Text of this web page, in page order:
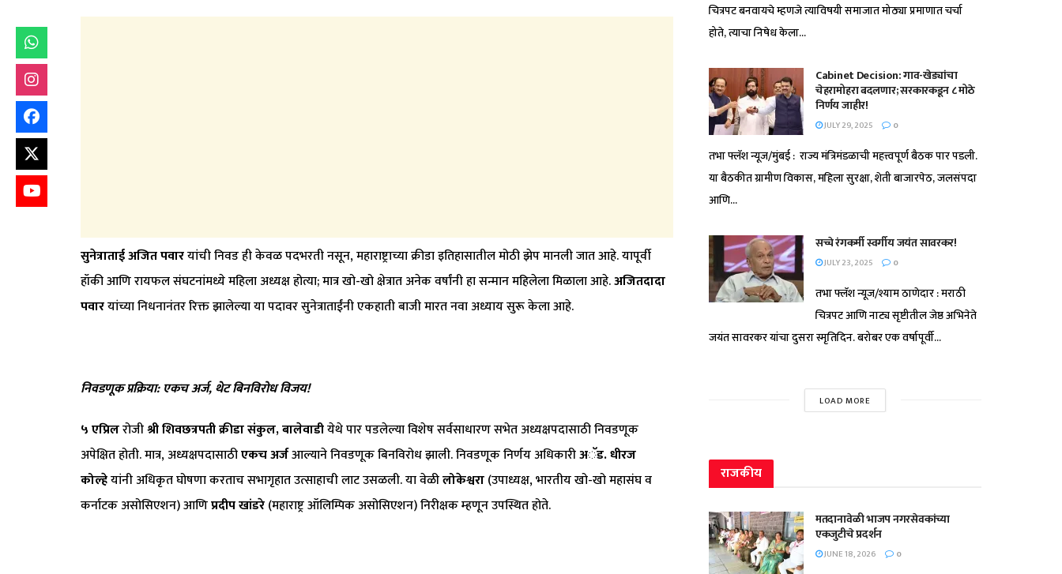
सुनेत्राताई अजित पवारयांची निवड ही केवळ पदभरती नसून, महाराष्ट्राच्या क्रीडा इतिहासातील मोठी झेप मानली जात आहे. यापूर्वी
हॉकी आणि रायफल संघटनांमध्ये महिला अध्यक्ष होत्या; मात्र खो-खो क्षेत्रात अनेक वर्षांनी हा सन्मान महिलेला मिळाला आहे.अजितदादा
पवारयांच्या निधनानंतर रिक्त झालेल्या या पदावर सुनेत्राताईंनी एकहाती बाजी मारत नवा अध्याय सुरू केला आहे.
निवडणूक प्रक्रिया: एकच अर्ज,थेट बिनविरोध विजय!
५ एप्रिलरोजीश्री शिवछत्रपती क्रीडा संकुल,बालेवाडीयेथे पार पडलेल्या विशेष सर्वसाधारण सभेत अध्यक्षपदासाठी निवडणूक
अपेक्षित होती. मात्र, अध्यक्षपदासाठीएकच अर्जआल्याने निवडणूक बिनविरोध झाली. निवडणूक निर्णय अधिकारीअॅड. धीरज
कोल्हेयांनी अधिकृत घोषणा करताच सभागृहात उत्साहाची लाट उसळली. या वेळीलोकेश्वरा(उपाध्यक्ष, भारतीय खो-खो महासंघ व
कर्नाटक असोसिएशन) आणिप्रदीप खांडरे(महाराष्ट्र ऑलिम्पिक असोसिएशन) निरीक्षक म्हणून उपस्थित होते.
चित्रपट बनवायचे म्हणजे त्याविषयी समाजात मोठ्या प्रमाणात चर्चा
होते, त्याचा निषेध केला...
Cabinet Decision: गाव-खेड्यांचा
चेहरामोहरा बदलणार; सरकारकडून ८ मोठे
निर्णय जाहीर!
JULY 29, 2025 0
तभा फ्लॅश न्यूज/मुंबई : राज्य मंत्रिमंडळाची महत्त्वपूर्ण बैठक पार पडली.
या बैठकीत ग्रामीण विकास, महिला सुरक्षा, शेती बाजारपेठ, जलसंपदा
आणि...
सच्चे रंगकर्मी स्वर्गीय जयंत सावरकर!
JULY 23, 2025 0
तभा फ्लॅश न्यूज/श्याम ठाणेदार : मराठी
चित्रपट आणि नाट्य सृष्टीतील जेष्ठ अभिनेते
जयंत सावरकर यांचा दुसरा स्मृतिदिन. बरोबर एक वर्षापूर्वी...
LOAD MORE
राजकीय
मतदानावेळी भाजप नगरसेवकांच्या
एकजुटीचे प्रदर्शन
JUNE 18, 2026 0